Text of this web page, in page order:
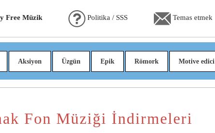
Free Müzik Politika / SSS Temas etmek
Aksiyon Üzgün Epik Römork Motive edici
Fon Müziği İndirmeleri